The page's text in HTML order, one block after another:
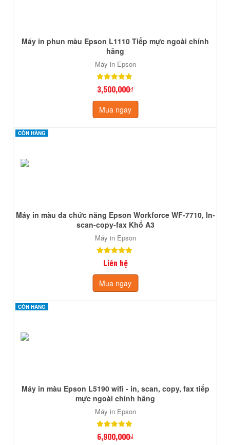
Máy in phun màu Epson L1110 Tiếp mực ngoài chính
hãng
Máy in Epson
3,500,000₫
Mua ngay
CÒN HÀNG
CÒN HÀNG
Máy in màu đa chức năng Epson Workforce WF-7710, In-
scan-copy-fax Khổ A3
Máy in Epson
Liên hệ
Mua ngay
CÒN HÀNG
CÒN HÀNG
Máy in màu Epson L5190 wifi - in, scan, copy, fax tiếp
mực ngoài chính hãng
Máy in Epson
6,900,000₫